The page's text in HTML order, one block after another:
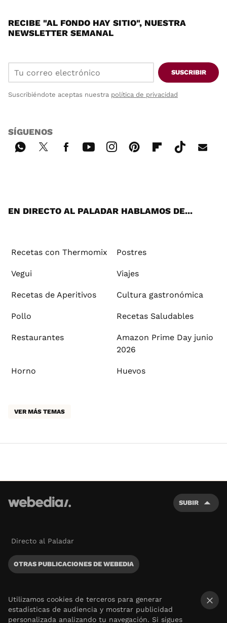
RECIBE "AL FONDO HAY SITIO", NUESTRA
NEWSLETTER SEMANAL
SUSCRIBIR
Suscribiéndote aceptas nuestra política de privacidad
SÍGUENOS
EN DIRECTO AL PALADAR HABLAMOS DE...
Recetas con Thermomix Postres
Vegui Viajes
Recetas de Aperitivos Cultura gastronómica
Pollo Recetas Saludables
Restaurantes
Amazon Prime Day junio
2026
Horno Huevos
VER MÁS TEMAS
SUBIR
Directo al Paladar
OTRAS PUBLICACIONES DE WEBEDIA
Utilizamos cookies de terceros para generar
estadísticas de audiencia y mostrar publicidad
personalizada analizando tu navegación. Si sigues